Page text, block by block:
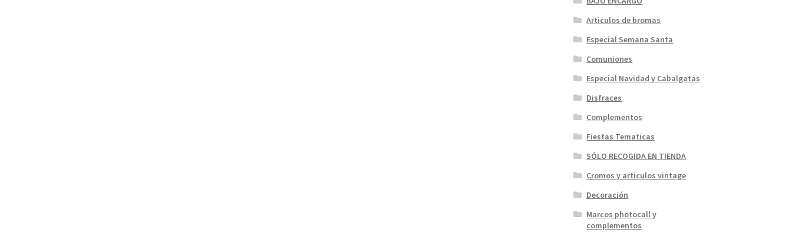
Articulos de bromas
Especial Semana Santa
Comuniones
Especial Navidad y Cabalgatas
Disfraces
Complementos
Fiestas Tematicas
SÓLO RECOGIDA EN TIENDA
Cromos y articulos vintage
Decoración
Marcos photocall y
complementos